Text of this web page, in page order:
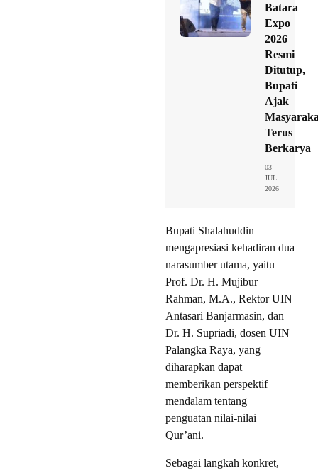
Batara
Expo
2026
Resmi
Ditutup,
Bupati
Ajak
Terus
Berkarya
03
JUL
2026
Bupati Shalahuddin
mengapresiasi kehadiran dua
narasumber utama, yaitu
Prof. Dr. H. Mujibur
Rahman, M.A., Rektor UIN
Antasari Banjarmasin, dan
Dr. H. Supriadi, dosen UIN
Palangka Raya, yang
diharapkan dapat
memberikan perspektif
mendalam tentang
penguatan nilai-nilai
Qur’ani.
Sebagai langkah konkret,